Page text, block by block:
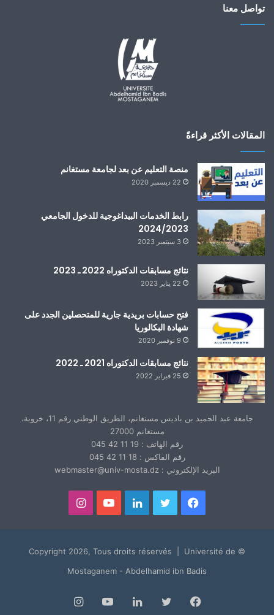
تواصل معنا
المقالات الأكثر قراءةً
منصة التعليم عن بعد لجامعة مستغانم
22 ديسمبر 2020
رابط الخدمات البيداغوجية للدخول الجامعي
2024/2023
3 سبتمبر 2023
نتائج مسابقات الدكتوراه 2022 ـ 2023
22 يناير 2023
فتح حسابات بريدية جارية للمتحصلين الجدد على
شهادة البكالوريا
9 نوفمبر 2020
نتائج مسابقات الدكتوراه 2021 ـ 2022
25 فبراير 2022
جامعة عبد الحميد بن باديس مستغانم، الطريق الوطني رقم 11، خروبة،
مستغانم 27000
رقم الهاتف : 19 11 42 045
رقم الفاكس : 18 11 42 045
البريد الإلكتروني : webmaster@univ-mosta.dz
فيسبوك تويتر لينكدإنيوتيوبانستقرام
© Copyright 2026, Tous droits réservés | Université de
Mostaganem - Abdelhamid ibn Badis
فيسبوك تويتر لينكدإنيوتيوبانستقرام